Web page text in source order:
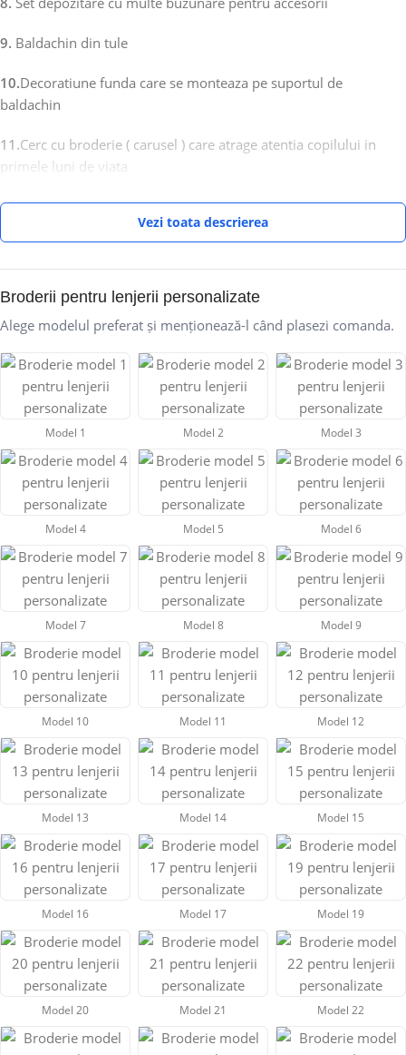
9. Baldachin din tule
10.Decoratiune funda care se monteaza pe suportul de
baldachin
11.Cerc cu broderie ( carusel ) care atrage atentia copilului in
primele luni de viata
–Bumbac Satinat 100%, clasa I
– Materiale anti-alergice foarte fine si delicate la atingere
ATENTIE !! BRODERIA SE POATE FACE PE ORICE CULOARE SI SE
POATE PERSONALIZA IN FUNCTIE DE CERINTA DVS.
datele necesare personalizarii.
Laterala protectoare decorata cu o broderie si volan elegant pe
margine, necesara pentru protectia si siguranta copilului in caz
ca acesta se loveste de marginile patutului .
Lenjeria pentru patut PEPPIbambini este realizata din cele mai
bune materiale cu o tesatura de 300g/m2 .
Utilizarea unei inalte calitati a lenjeriei pastreaza elasticitatea
initiala ,forma si proprietatile.
Lenjeria de pat PEPPIbambini este confectionata din cele mai
bine materiale clasa I, are toate certificatele necesare pentru
tesaturi Oko-Tex Standard 100 / Tuv;
Se poate spala la masina de spalat la 30 de grade; fara stoarcere.
Vezi toata descrierea
Broderii pentru lenjerii personalizate
Alege modelul preferat și menționează-l când plasezi comanda.
Model 1 Model 2 Model 3
Model 4 Model 5 Model 6
Model 7 Model 8 Model 9
Model 10 Model 11 Model 12
Model 13 Model 14 Model 15
Model 16 Model 17 Model 19
Model 20 Model 21 Model 22